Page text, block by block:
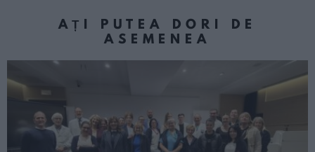
AȚI PUTEA DORI DE
ASEMENEA